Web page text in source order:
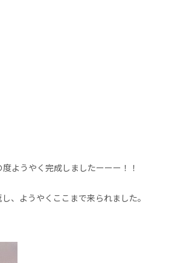
ようやく完成しましたーーー！！
、ようやくここまで来られました。